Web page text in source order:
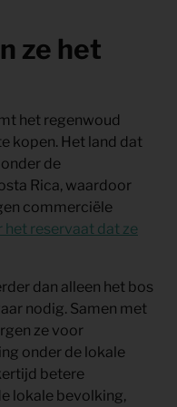
ze het
het regenwoud
kopen. Het land dat
de
Rica, waardoor
commerciële
het reservaat dat ze
dan alleen het bos
nodig. Samen met
ze voor
onder de lokale
betere
lokale bevolking,